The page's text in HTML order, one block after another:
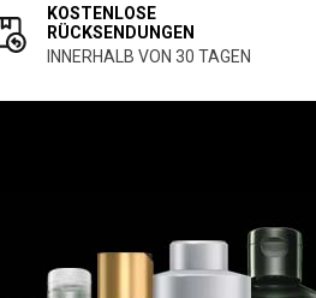
KOSTENLOSE
RÜCKSENDUNGEN
INNERHALB VON 30 TAGEN